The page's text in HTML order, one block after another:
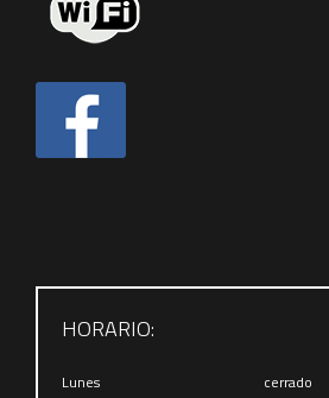
HORARIO:
Lunes
cerrado